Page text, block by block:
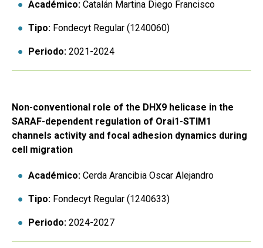
Académico: Catalán Martina Diego Francisco
Tipo: Fondecyt Regular (1240060)
Periodo: 2021-2024
Non-conventional role of the DHX9 helicase in the
SARAF-dependent regulation of Orai1-STIM1
channels activity and focal adhesion dynamics during
cell migration
Académico: Cerda Arancibia Oscar Alejandro
Tipo: Fondecyt Regular (1240633)
Periodo: 2024-2027